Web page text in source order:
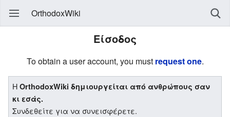
OrthodoxWiki
Είσοδος
To obtain a user account, you must request one.
ΗOrthodoxWiki δημιουργείται από ανθρώπους σαν
κι εσάς.
Συνδεθείτε για να συνεισφέρετε.